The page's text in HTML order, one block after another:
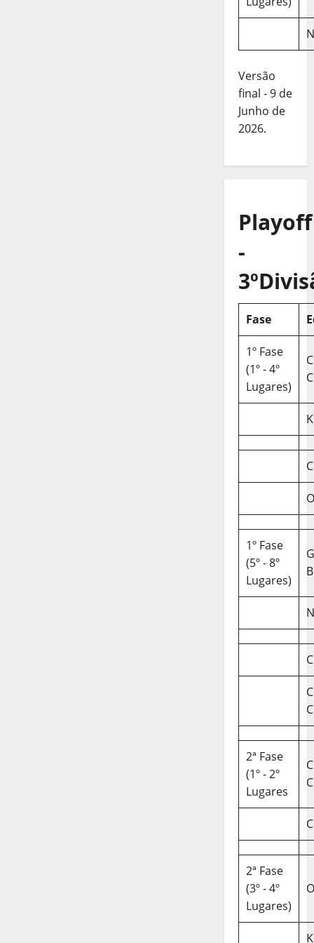
Versão
final - 9 de
Junho de
2026.
Playoff
-
Fase
1º Fase
(1º - 4º
Lugares)
C
1º Fase
(5º - 8º
Lugares)
B
C
2ª Fase
(1º - 2º
Lugares
C
2ª Fase
(3º - 4º
Lugares)